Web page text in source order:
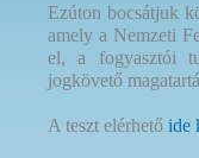
Ezúton bocsátjuk
amely a Nemzeti
el, a fogyasztói
jogkövető
A teszt elérhető ide